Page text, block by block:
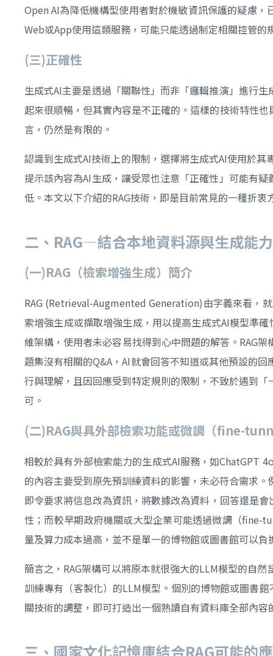
Open AI為降低機構型使用者對於機敏資訊保護的疑慮
Web或App使用這類服務，可能只能透過制定相關控管
(三)正確性
生成式AI主要是透過「關聯性」而非「邏輯推演」進行
起來很順暢，但其實內容是不正確的。這樣的技術特性
言，仍然是有限的。
認識到生成式AI技術上的限制，選擇將生成式AI使用於
提示該內容為AI生成，讓受眾也注意「正確性」可能有
低。本文以下介紹的RAG技術，即是目前常見的一種折衷
二、 RAG—結合本地資料源與生成能
(一)RAG （檢索增強生成）簡介
RAG (Retrieval-Augmented Generation)由字義來看，
索增強生成或擷取增強生成，用以提高生成式AI模型準確
維架構，使用者未必容易找得到心中問題的解答。RAG
題集沒有相關的Q&A，AI就會回答不知道或其他預設的
行與理解，且因回應受到特定規則的限制，不致於遇到
可。
(二)RAG與具外部檢索功能或微調（fine-
相較於具有外部檢索能力的生成式AI服務，如ChatGPT
的內容主要受到原先預訓練資料的影響，未必符合需求
即令要求將信息改為資訊，將數據改為資料，回答還是
性；而較早期政府機關或大型企業可能透過微調（fine-
量及算力成本過高，並不是單一的博物館或圖書館可以負
簡言之，RAG架構可以將原本就很強大的LLM模型的自
訓練專有（客製化）的LLM模型。個別的博物館或圖書
關技術的調整，即可打造出一個熟讀自有資料庫全部內
三、國家文化記憶庫結合RAG可能的